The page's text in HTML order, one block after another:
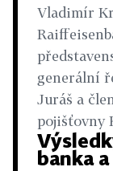
Vladimír
generální
Juráš a
pojišťovny
banka